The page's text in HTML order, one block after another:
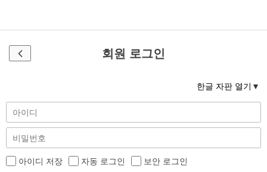
회원 로그인
한글 자판 열기
아이디 저장 자동 로그인 보안 로그인